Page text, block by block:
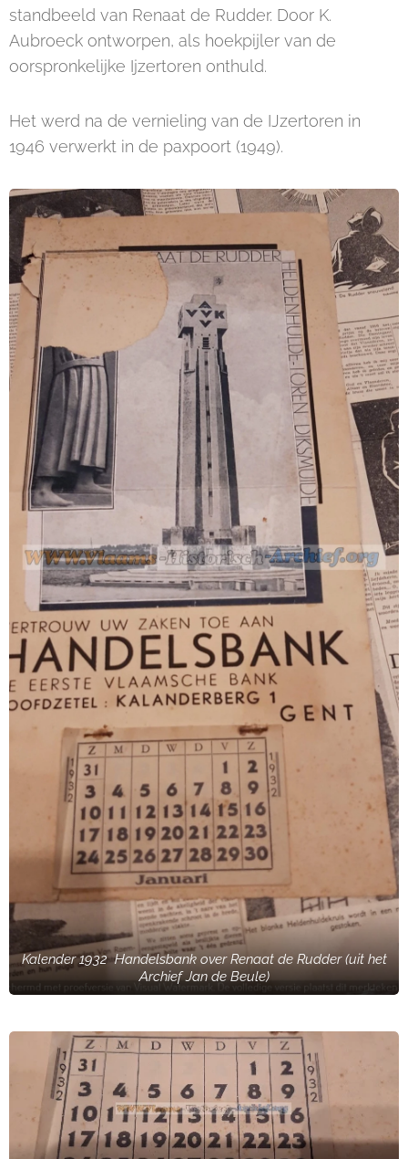
standbeeld van Renaat de Rudder. Door K.
Aubroeck ontworpen, als hoekpijler van de
oorspronkelijke Ijzertoren onthuld.
Het werd na de vernieling van de IJzertoren in
1946 verwerkt in de paxpoort (1949).
Kalender 1932 Handelsbank over Renaat de Rudder (uit het
Archief Jan de Beule)